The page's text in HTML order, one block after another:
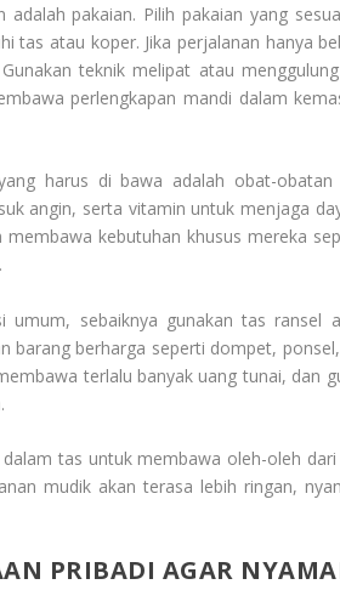
adalah pakaian. Pilih pakaian yang
tas atau koper. Jika perjalanan hanya
teknik melipat atau
perlengkapan mandi dalam
harus di bawa adalah obat-obatan
angin, serta vitamin untuk menjaga
membawa kebutuhan khusus mereka
umum, sebaiknya gunakan tas
barang berharga seperti dompet,
terlalu banyak uang tunai, dan
tas untuk membawa oleh-oleh
mudik akan terasa lebih ringan,
PRIBADI AGAR